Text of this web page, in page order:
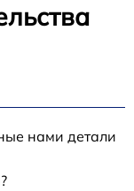
нами детали